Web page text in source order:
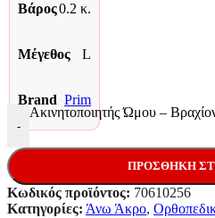
Βάρος0.2 κ.
Μέγεθος L
Brand Prim
-
Ακινητοποιητής Ώμου –
ΠΡΟΣΘΉΚΗ
Κωδικός προϊόντος: 70610256
Κατηγορίες: Άνω Άκρο,